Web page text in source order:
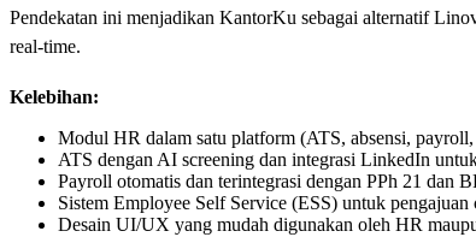
Pendekatan ini menjadikan KantorKu sebagai alternatif
real-time.
Kelebihan:
Modul HR dalam satu platform (ATS, absensi,
ATS dengan AI screening dan integrasi LinkedIn
Payroll otomatis dan terintegrasi dengan PPh 21 dan
Sistem Employee Self Service (ESS) untuk pengajuan
Desain UI/UX yang mudah digunakan oleh HR